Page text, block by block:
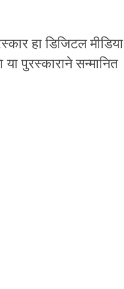
हा डिजिटल मीडिया
पुरस्काराने सन्मानित